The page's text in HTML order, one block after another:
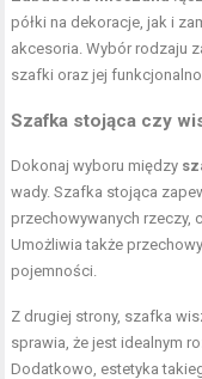
półki na dekoracje, jak i
akcesoria. Wybór rodzaju
szafki oraz jej
Szafka stojąca czy
Dokonaj wyboru między
wady. Szafka stojąca
przechowywanych rzeczy,
Umożliwia także
pojemności.
Z drugiej strony, szafka
sprawia, że jest idealnym
Dodatkowo, estetyka